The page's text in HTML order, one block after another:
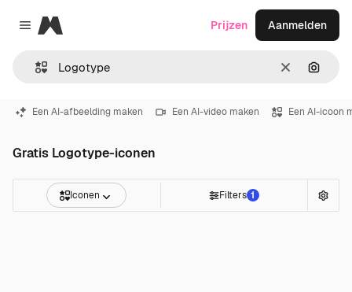
Close menu
Magnific
Wissen
Prijzen Aanmelden
Een AI-afbeelding maken Een AI-video maken Een AI-icoon
Gratis Logotype-iconen
Iconen Filters 1